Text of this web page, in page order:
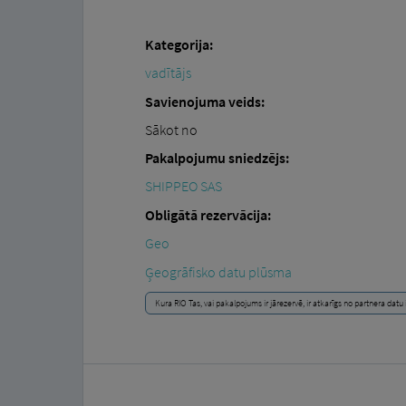
Kategorija:
vadītājs
Savienojuma veids:
Sākot no
Pakalpojumu sniedzējs:
SHIPPEO SAS
Obligātā rezervācija:
Geo
Ģeogrāfisko datu plūsma
Kura RIO Tas, vai pakalpojums ir jārezervē, ir atkarīgs no partnera